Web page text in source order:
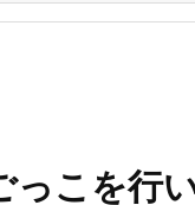
っこを行